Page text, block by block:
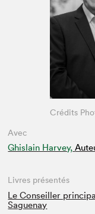
Avec
Ghislain Harvey,
Crédits
Livres présentés
Le Conseiller
Saguenay